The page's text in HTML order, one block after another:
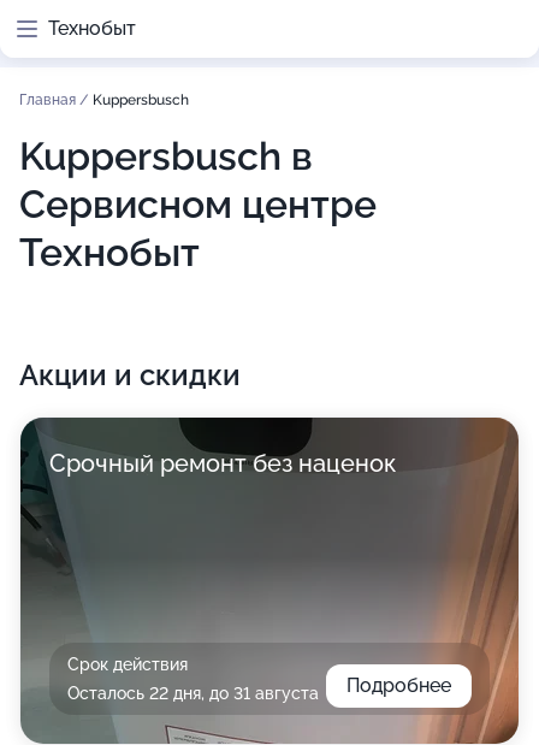
Технобыт
Главная / Kuppersbusch
Kuppersbusch в
Сервисном центре
Технобыт
Акции и скидки
Срочный ремонт без наценок
Срок действия
Осталось 22 дня, до 31 августа
Подробнее